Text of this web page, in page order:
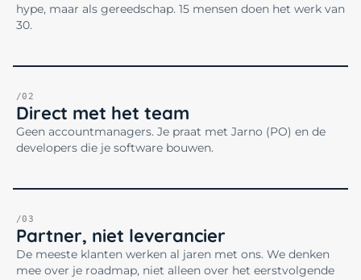
hype, maar als gereedschap. 15 mensen doen het werk van
30.
/02
Direct met het team
Geen accountmanagers. Je praat met Jarno (PO) en de
developers die je software bouwen.
/03
Partner, niet leverancier
De meeste klanten werken al jaren met ons. We denken
mee over je roadmap, niet alleen over het eerstvolgende